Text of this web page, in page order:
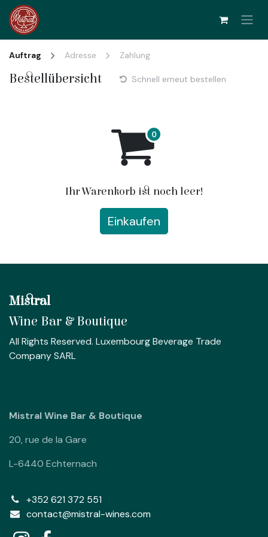
Zum Inhalt springen
Auftrag Adresse Zahlung
Bestellübersicht Schnell erneut bestellen
Ihr Warenkorb ist noch leer!
Einkaufen
Mistral
Wine Bar & Boutique
All Rights Reserved. Luxembourg Beverage Trade
Company SARL
Mistral Wine Bar & Boutique
20, rue de la Gare
L-6440 Echternach
+352 621 372 551
contact@mistral-wines.com